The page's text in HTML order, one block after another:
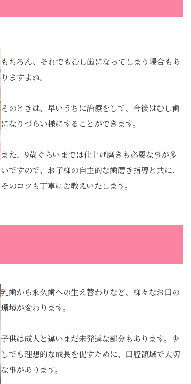
もちろん、それでもむし歯になってしまう場合もあ
りますよね。
そのときは、早いうちに治療をして、今後はむし歯
になりづらい様にすることができます。
また、9歳ぐらいまでは仕上げ磨きも必要な事が多
いですので、お子様の自主的な歯磨き指導と共に、
そのコツも丁寧にお教えいたします。
乳歯から永久歯への生え替わりなど、様々なお口の
環境が変わります。
子供は成人と違いまだ未発達な部分もあります。少
しでも理想的な成長を促すために、口腔領域で大切
な事があります。